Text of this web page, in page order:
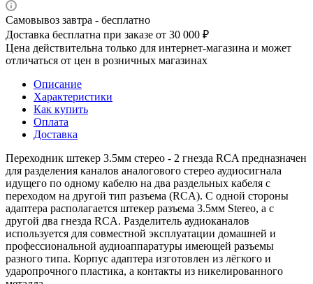
Самовывоз завтра - бесплатно
Доставка бесплатна при заказе от 30 000 ₽
Цена действительна только для интернет-магазина и может
отличаться от цен в розничных магазинах
Описание
Характеристики
Как купить
Оплата
Доставка
Переходник штекер 3.5мм стерео - 2 гнезда RCA предназначен
для разделения каналов аналогового стерео аудиосигнала
идущего по одному кабелю на два раздельных кабеля с
переходом на другой тип разъема (RCA). С одной стороны
адаптера располагается штекер разъема 3.5мм Stereo, а с
другой два гнезда RCA. Разделитель аудиоканалов
используется для совместной эксплуатации домашней и
профессиональной аудиоаппаратуры имеющей разъемы
разного типа. Корпус адаптера изготовлен из лёгкого и
ударопрочного пластика, а контакты из никелированного